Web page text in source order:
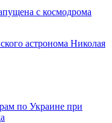
с космодрома
астронома Николая
по Украине при